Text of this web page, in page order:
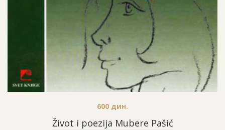
Život i poezija Mubere Pašić
600 дин.